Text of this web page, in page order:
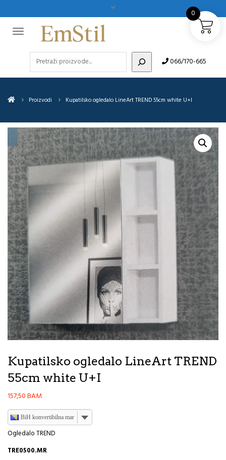
066/170-665
Proizvodi Kupatilsko ogledalo LineArt TREND 55cm white U+I
Kupatilsko ogledalo LineArt TREND
55cm white U+I
157,50BAM
BiH konvertibilna marka
Ogledalo TREND
TRE0500.MR
0